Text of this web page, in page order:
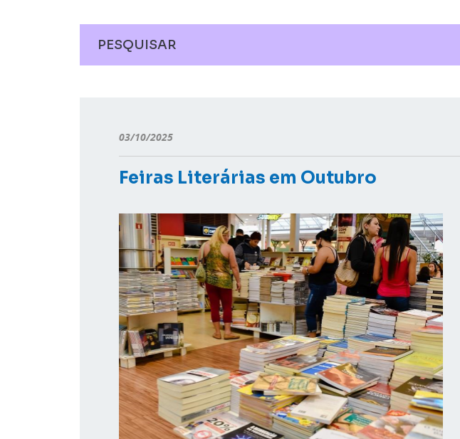
03/10/2025
Feiras Literárias em Outubro